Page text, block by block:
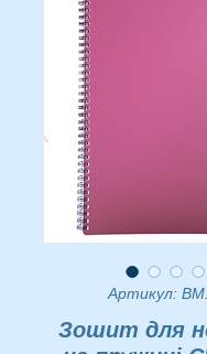
Артикул:
Зошит для